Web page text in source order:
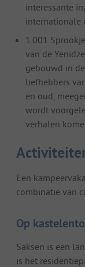
interessante
internationale
1.001
van de
gebouwd in
liefhebbers
en oud,
wordt
verhalen
Een
combinatie van
Op
Saksen is een
is het